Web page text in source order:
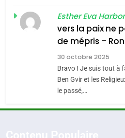
Accords
ISRAÉL
2025,
Esther Eva
vers la paix ne
de mépris –
30 octobre 2025
Bravo ! Je suis tout à
Ben Gvir et les
le passé,…
JUDAISME
Maroc :
Azilal
du terroir
DAFINA MAROC
Oeil